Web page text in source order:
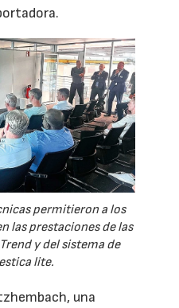
permitieron a los
las prestaciones de las
y del sistema de
lite.
una